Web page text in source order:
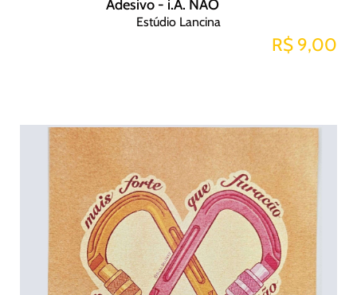
Adesivo - i.A. NAO
Estúdio Lancina
R$ 9,00